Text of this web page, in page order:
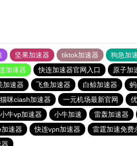
坚果加速器 tiktok加速器 狗急加
加速器 快连加速器官网入口 原子加
加速器 飞鱼加速器 白鲸加速器
咪ciash加速器 一元机场最新官网
小牛vp加速器 小牛加速 雷轰加速器
速器 快连vρn加速器 雷霆加速免费